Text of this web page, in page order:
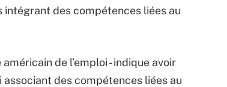
des compétences liées au
de l’emploi - indique avoir
des compétences liées au